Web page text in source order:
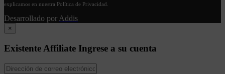
explicamos en nuestra Política de Privacidad.
Desarrollado por Addis
×
Existente Affiliate Ingrese a su cuenta